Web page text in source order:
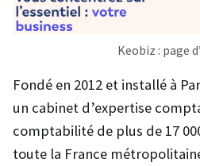
Keobiz : page
Fondé en 2012 et installé à
un cabinet d’expertise
comptabilité de plus de 17
toute la France